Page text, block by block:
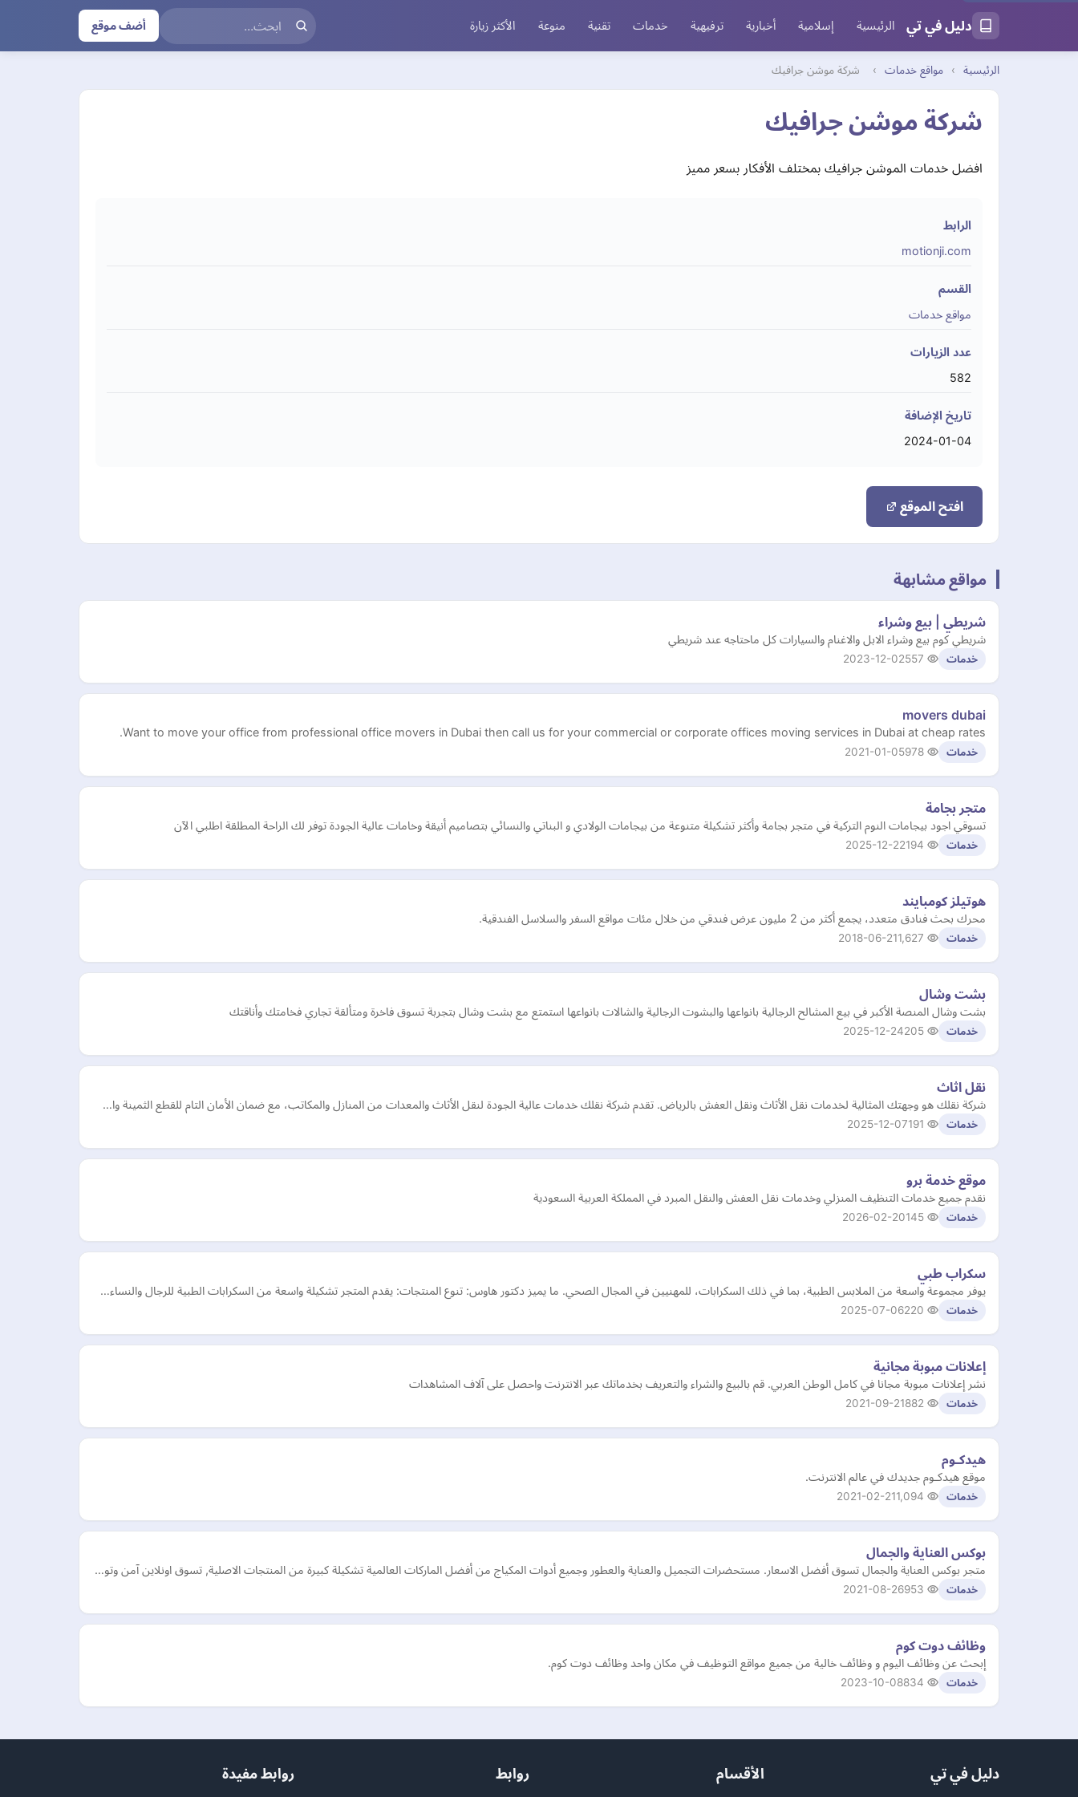
دليل في تي الرئيسية إسلامية أخبارية ترفيهية خدمات تقنية منوعة الأكثر زيارة أضف موقع
الرئيسية › مواقع خدمات › شركة موشن جرافيك
شركة موشن جرافيك
افضل خدمات الموشن جرافيك بمختلف الأفكار بسعر مميز
الرابط
motionji.com
القسم
مواقع خدمات
عدد الزيارات
582
تاريخ الإضافة
2024-01-04
افتح الموقع
مواقع مشابهة
شريطي | بيع وشراء
شريطي كوم بيع وشراء الابل والاغنام والسيارات كل ماحتاجه عند شريطي
خدمات 2023-12-02
movers dubai
Want to move your office from professional office movers in Dubai then call us for your commercial or corporate offices moving services in Dubai at cheap rates.
خدمات 2021-01-05
متجر بجامة
تسوقي اجود بيجامات النوم التركية في متجر بجامة وأكثر تشكيلة متنوعة من بيجامات الولادي و البناتي والنسائي بتصاميم أنيقة وخامات عالية الجودة توفر لك الراحة المطلقة اطلبي الآن
خدمات 2025-12-22
هوتيلز كومبايند
محرك بحث فنادق متعدد، يجمع أكثر من 2 مليون عرض فندقي من خلال مئات مواقع السفر والسلاسل الفندقية.
خدمات 2018-06-21
بشت وشال
بشت وشال المنصة الأكبر في بيع المشالح الرجالية بانواعها والبشوت الرجالية والشالات بانواعها استمتع مع بشت وشال بتجربة تسوق فاخرة ومتألقة تجاري فخامتك وأناقتك
خدمات 2025-12-24
نقل اثاث
شركة نقلك هو وجهتك المثالية لخدمات نقل الأثاث ونقل العفش بالرياض. تقدم شركة نقلك خدمات عالية الجودة لنقل الأثاث والمعدات من المنازل والمكاتب، مع ضمان الأمان التام للقطع الثمينة وا…
خدمات 2025-12-07
موقع خدمة برو
نقدم جميع خدمات التنظيف المنزلي وخدمات نقل العفش والنقل المبرد في المملكة العربية السعودية
خدمات 2026-02-20
سكراب طبي
يوفر مجموعة واسعة من الملابس الطبية، بما في ذلك السكرابات، للمهنيين في المجال الصحي. ما يميز دكتور هاوس: تنوع المنتجات: يقدم المتجر تشكيلة واسعة من السكرابات الطبية للرجال والنساء…
خدمات 2025-07-06
إعلانات مبوبة مجانية
نشر إعلانات مبوبة مجانا في كامل الوطن العربي. قم بالبيع والشراء والتعريف بخدماتك عبر الانترنت واحصل على آلاف المشاهدات
خدمات 2021-09-21
هيدكـوم
موقع هيدكـوم جديدك في عالم الانترنت.
خدمات 2021-02-21
بوكس العناية والجمال
متجر بوكس العناية والجمال تسوق أفضل الاسعار. مستحضرات التجميل والعناية والعطور وجميع أدوات المكياج من أفضل الماركات العالمية تشكيلة كبيرة من المنتجات الاصلية, تسوق اونلاين آمن وتو…
خدمات 2021-08-26
وظائف دوت كوم
إبحث عن وظائف اليوم و وظائف خالية من جميع مواقع التوظيف في مكان واحد وظائف دوت كوم.
خدمات 2023-10-08
دليل في تي الأقسام روابط روابط مفيدة